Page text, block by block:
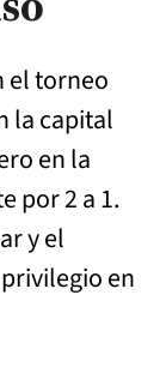
el torneo
la capital
en la
por 2 a 1.
y el
en